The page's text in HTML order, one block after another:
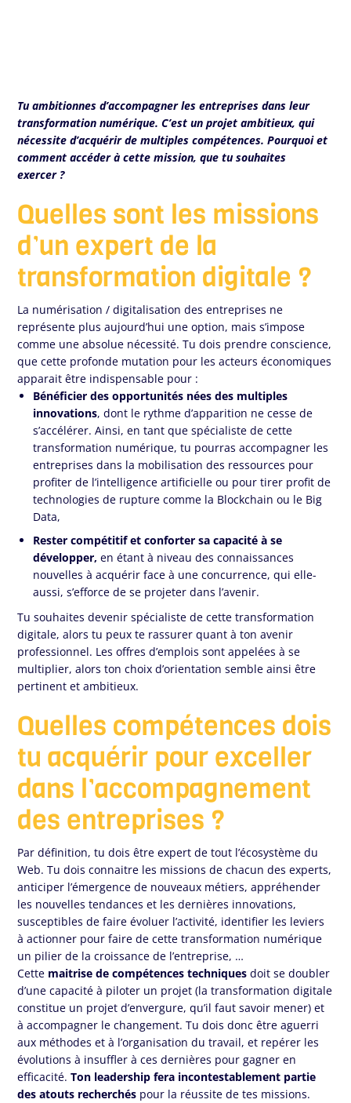
Tu ambitionnes d’accompagner les entreprises dans leur
transformation numérique. C’est un projet ambitieux, qui
nécessite d’acquérir de multiples compétences. Pourquoi et
comment accéder à cette mission, que tu souhaites
exercer ?
Quelles sont les missions
d’un expert de la
transformation digitale ?
La numérisation / digitalisation des entreprises ne
représente plus aujourd’hui une option, mais s’impose
comme une absolue nécessité. Tu dois prendre conscience,
que cette profonde mutation pour les acteurs économiques
apparait être indispensable pour :
Bénéficier des opportunités nées des multiples
innovations, dont le rythme d’apparition ne cesse de
s’accélérer. Ainsi, en tant que spécialiste de cette
transformation numérique, tu pourras accompagner les
entreprises dans la mobilisation des ressources pour
profiter de l’intelligence artificielle ou pour tirer profit de
technologies de rupture comme la Blockchain ou le Big
Data,
Rester compétitif et conforter sa capacité à se
développer, en étant à niveau des connaissances
nouvelles à acquérir face à une concurrence, qui elle-
aussi, s’efforce de se projeter dans l’avenir.
Tu souhaites devenir spécialiste de cette transformation
digitale, alors tu peux te rassurer quant à ton avenir
professionnel. Les offres d’emplois sont appelées à se
multiplier, alors ton choix d’orientation semble ainsi être
pertinent et ambitieux.
Quelles compétences dois
tu acquérir pour exceller
dans l’accompagnement
des entreprises ?
Par définition, tu dois être expert de tout l’écosystème du
Web. Tu dois connaitre les missions de chacun des experts,
anticiper l’émergence de nouveaux métiers, appréhender
les nouvelles tendances et les dernières innovations,
susceptibles de faire évoluer l’activité, identifier les leviers
à actionner pour faire de cette transformation numérique
un pilier de la croissance de l’entreprise, …
Cette maitrise de compétences techniques doit se doubler
d’une capacité à piloter un projet (la transformation digitale
constitue un projet d’envergure, qu’il faut savoir mener) et
à accompagner le changement. Tu dois donc être aguerri
aux méthodes et à l’organisation du travail, et repérer les
évolutions à insuffler à ces dernières pour gagner en
efficacité.Ton leadership fera incontestablement partie
des atouts recherchés pour la réussite de tes missions.